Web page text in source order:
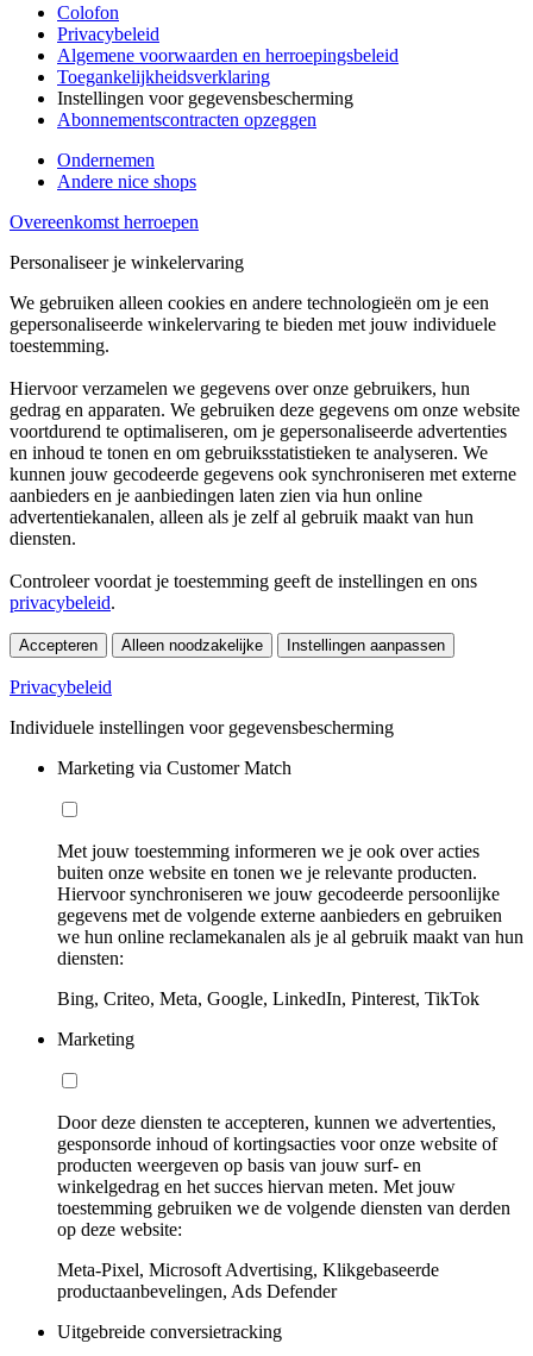
Colofon
Privacybeleid
Algemene voorwaarden en herroepingsbeleid
Toegankelijkheidsverklaring
Instellingen voor gegevensbescherming
Abonnementscontracten opzeggen
Ondernemen
Andere nice shops
Overeenkomst herroepen
Personaliseer je winkelervaring
We gebruiken alleen cookies en andere technologieën om je een
gepersonaliseerde winkelervaring te bieden met jouw individuele
toestemming.
Hiervoor verzamelen we gegevens over onze gebruikers, hun
gedrag en apparaten. We gebruiken deze gegevens om onze website
voortdurend te optimaliseren, om je gepersonaliseerde advertenties
en inhoud te tonen en om gebruiksstatistieken te analyseren. We
kunnen jouw gecodeerde gegevens ook synchroniseren met externe
aanbieders en je aanbiedingen laten zien via hun online
advertentiekanalen, alleen als je zelf al gebruik maakt van hun
diensten.
Controleer voordat je toestemming geeft de instellingen en ons
privacybeleid.
Accepteren Alleen noodzakelijke Instellingen aanpassen
Privacybeleid
Individuele instellingen voor gegevensbescherming
Marketing via Customer Match
Met jouw toestemming informeren we je ook over acties
buiten onze website en tonen we je relevante producten.
Hiervoor synchroniseren we jouw gecodeerde persoonlijke
gegevens met de volgende externe aanbieders en gebruiken
we hun online reclamekanalen als je al gebruik maakt van hun
diensten:
Bing, Criteo, Meta, Google, LinkedIn, Pinterest, TikTok
Marketing
Door deze diensten te accepteren, kunnen we advertenties,
gesponsorde inhoud of kortingsacties voor onze website of
producten weergeven op basis van jouw surf- en
winkelgedrag en het succes hiervan meten. Met jouw
toestemming gebruiken we de volgende diensten van derden
op deze website:
Meta-Pixel, Microsoft Advertising, Klikgebaseerde
productaanbevelingen, Ads Defender
Uitgebreide conversietracking